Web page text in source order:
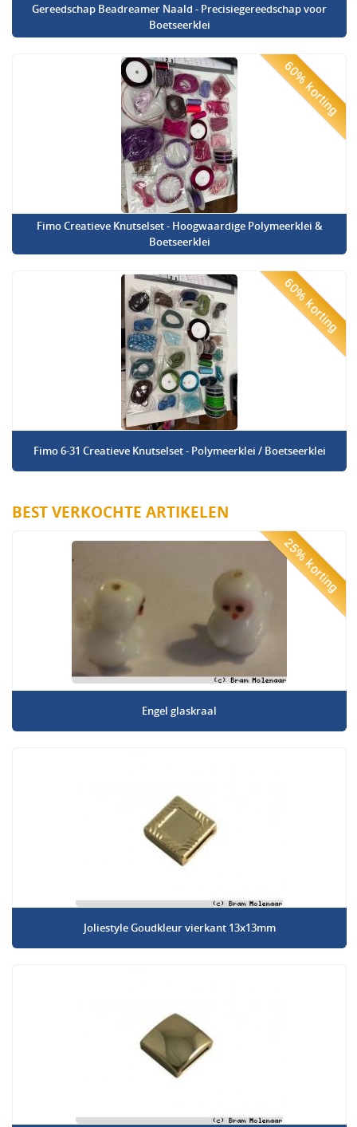
Gereedschap Beadreamer Naald - Precisiegereedschap voor
Boetseerklei
60% korting
Fimo Creatieve Knutselset - Hoogwaardige Polymeerklei &
Boetseerklei
60% korting
Fimo 6-31 Creatieve Knutselset - Polymeerklei / Boetseerklei
BEST VERKOCHTE ARTIKELEN
25% korting
Engel glaskraal
Joliestyle Goudkleur vierkant 13x13mm